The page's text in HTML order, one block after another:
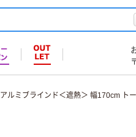
アルミブラインド＜遮熱＞ 幅170cm ト